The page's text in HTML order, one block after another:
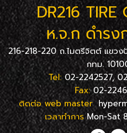
DR216 TIRE
ห.จ.ก ดำรง
216-218-220 ถ.ไมตรีจิตต์ แขว
กทม.
Tel:02-2242527,
Fax:02-
ติดต่อ web master
เวลาทำการMon-Sat